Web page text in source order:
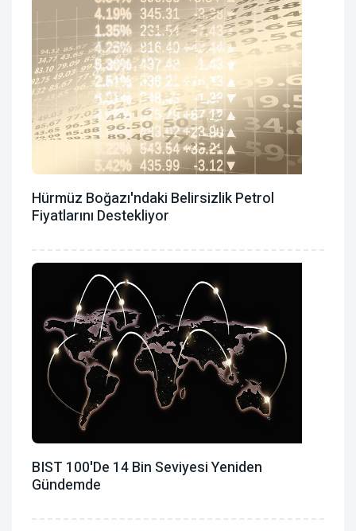
Hürmüz Boğazı'ndaki Belirsizlik Petrol
Fiyatlarını Destekliyor
BIST 100'de 14 Bin Seviyesi Yeniden
Gündemde